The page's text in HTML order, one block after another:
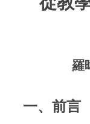
羅
一、前言